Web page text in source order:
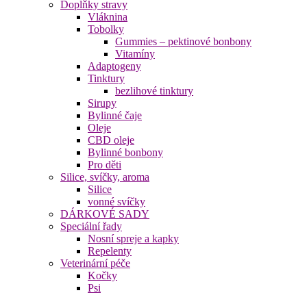
Doplňky stravy
Vláknina
Tobolky
Gummies – pektinové bonbony
Vitamíny
Adaptogeny
Tinktury
bezlihové tinktury
Sirupy
Bylinné čaje
Oleje
CBD oleje
Bylinné bonbony
Pro děti
Silice, svíčky, aroma
Silice
vonné svíčky
DÁRKOVÉ SADY
Speciální řady
Nosní spreje a kapky
Repelenty
Veterinární péče
Kočky
Psi